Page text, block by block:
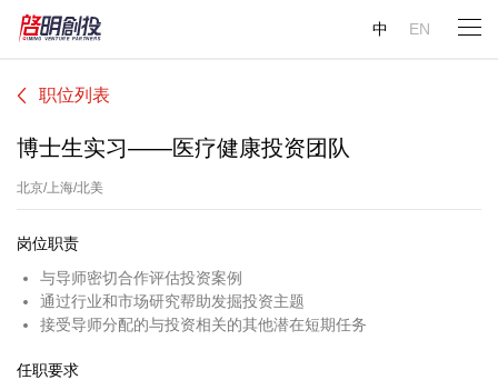
中 EN
职位列表
博士生实习——医疗健康投资团队
北京/上海/北美
岗位职责
与导师密切合作评估投资案例
通过行业和市场研究帮助发掘投资主题
接受导师分配的与投资相关的其他潜在短期任务
任职要求